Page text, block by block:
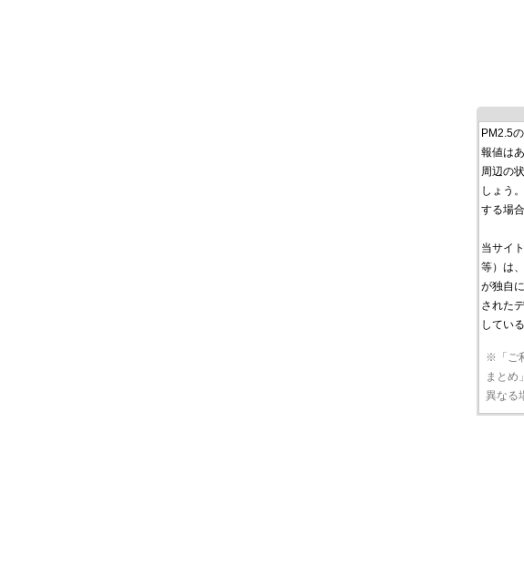
PM2.5
報値は
周辺の
しょう
する場
当サイ
等）は
が独自
された
してい
※「ご
まとめ
異なる